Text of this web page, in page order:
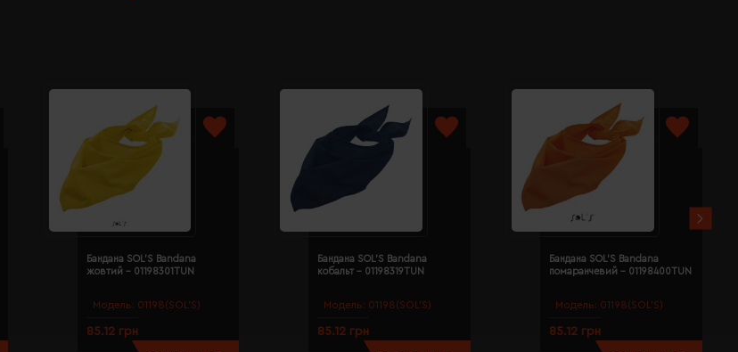
Модель: 01198(SOL’S)
Бандана SOL'S Bandana
жовтий - 01198301TUN
85.12 грн
Модель: 01198(SOL’S)
Бандана SOL'S Bandana
кобальт - 01198319TUN
85.12 грн
Модель: 01198(SOL’S)
Бандана SOL'S Bandana
помаранчевий - 01198400TUN
85.12 грн